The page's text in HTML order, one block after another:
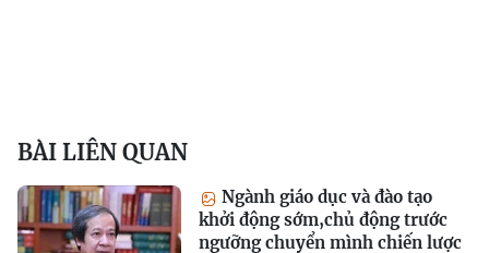
BÀI LIÊN QUAN
Ngành giáo dục và đào tạo
khởi động sớm,chủ động trước
ngưỡng chuyển mình chiến lược